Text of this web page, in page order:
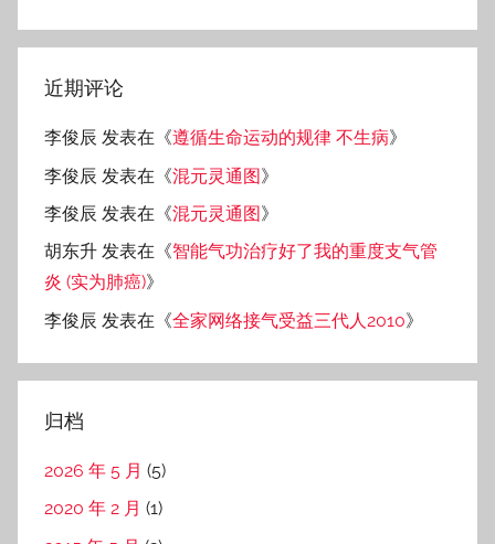
近期评论
李俊辰 发表在《遵循生命运动的规律 不生病》
李俊辰 发表在《混元灵通图》
李俊辰 发表在《混元灵通图》
胡东升 发表在《智能气功治疗好了我的重度支气管
炎 (实为肺癌)》
李俊辰 发表在《全家网络接气受益三代人2010》
归档
2026 年 5 月 (5)
2020 年 2 月 (1)